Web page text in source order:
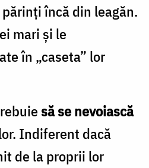
încă din leagăn.
mari şi le
în „caseta” lor
să se nevoiască
Indiferent dacă
de la proprii lor